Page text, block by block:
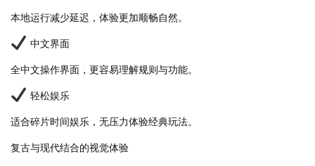
本地运行减少延迟，体验更加顺畅自然。
中文界面
全中文操作界面，更容易理解规则与功能。
轻松娱乐
适合碎片时间娱乐，无压力体验经典玩法。
复古与现代结合的视觉体验